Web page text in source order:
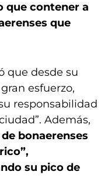
que contener a
que
que desde su
esfuerzo,
responsabilidad
Además,
bonaerenses
su pico de